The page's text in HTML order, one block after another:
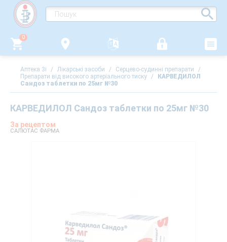
0
Аптека 3i / Лікарські засоби / Серцево-судинні препарати
/
Препарати від високого артеріального тиску /
КАРВЕДИЛОЛ
Сандоз таблетки по 25мг №30
КАРВЕДИЛОЛ Сандоз таблетки по 25мг №30
За рецептом
САЛЮТАС ФАРМА